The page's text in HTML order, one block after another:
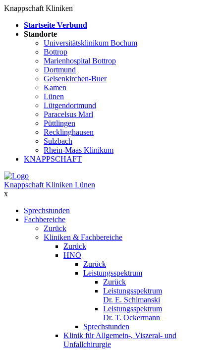
Knappschaft Kliniken
Startseite Verbund
Standorte
Universitätsklinikum Bochum
Bottrop
Marienhospital Bottrop
Dortmund
Gelsenkirchen-Buer
Kamen
Lünen
Lütgendortmund
Paracelsus Marl
Püttlingen
Recklinghausen
Sulzbach
Rhein-Maas Klinikum
KNAPPSCHAFT
Knappschaft Kliniken Lünen
x
Sprechstunden
Fachbereiche
Zurück
Kliniken & Fachbereiche
Zurück
HNO
Zurück
Leistungsspektrum
Zurück
Leistungsspektrum
Dr. E. Schimanski
Leistungsspektrum
Dr. T. Ockermann
Sprechstunden
Klinik für Allgemein-, Viszeral- und
Unfallchirurgie